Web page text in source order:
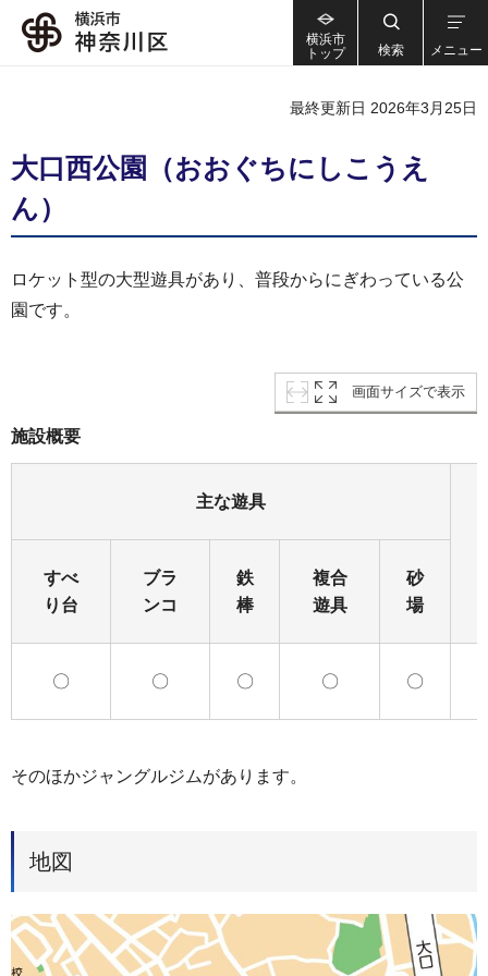
横浜市
トップ
検索 メニュー
最終更新日 2026年3月25日
大口西公園（おおぐちにしこうえ
ん）
ロケット型の大型遊具があり、普段からにぎわっている公
園です。
画面サイズで表示
施設概要
主な遊具
すべ
り台
ブラ
ンコ
鉄
棒
複合
遊具
砂
場
〇 〇 〇 〇 〇
そのほかジャングルジムがあります。
地図